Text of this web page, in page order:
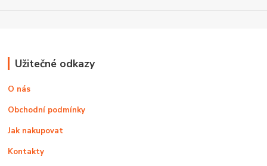
Užitečné odkazy
O nás
Obchodní podmínky
Jak nakupovat
Kontakty